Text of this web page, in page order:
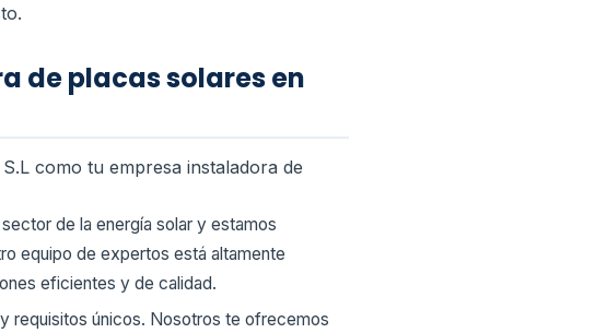
de placas solares en
como tu empresa instaladora de
de la energía solar y estamos
equipo de expertos está altamente
eficientes y de calidad.
requisitos únicos. Nosotros te ofrecemos